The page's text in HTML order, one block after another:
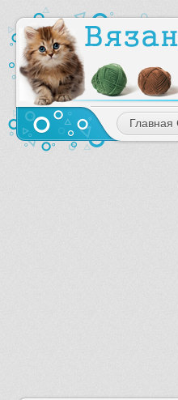
Главная